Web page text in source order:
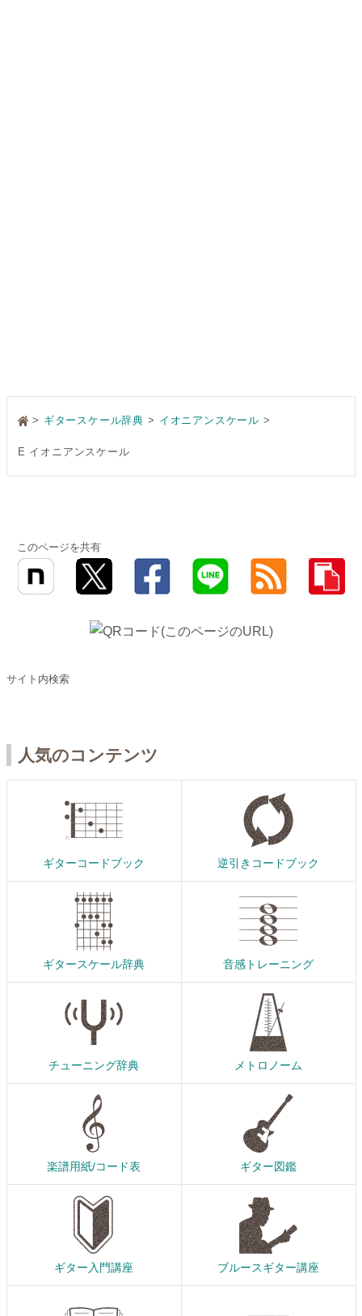
> ギタースケール辞典 イオニアンスケール
E イオニアンスケール
このページを共有
サイト内検索
人気のコンテンツ
ギターコードブック 逆引きコードブック
ギタースケール辞典 音感トレーニング
チューニング辞典 メトロノーム
楽譜用紙/コード表 ギター図鑑
ギター入門講座 ブルースギター講座